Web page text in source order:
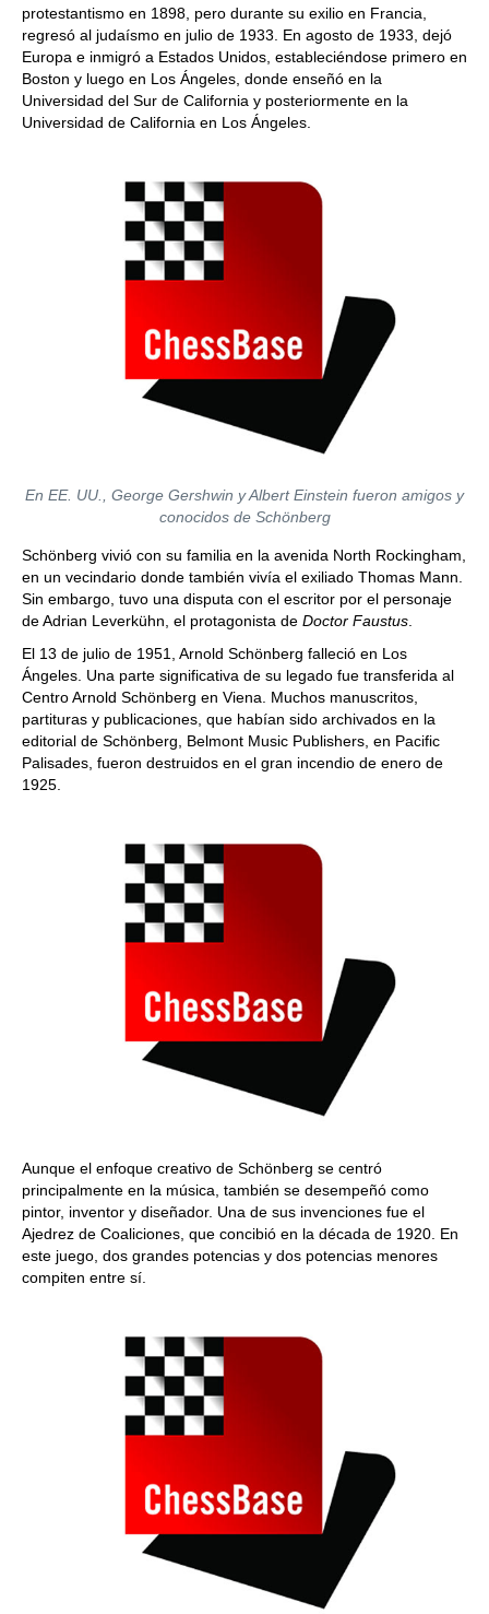
protestantismo en 1898, pero durante su exilio en Francia,
regresó al judaísmo en julio de 1933. En agosto de 1933, dejó
Europa e inmigró a Estados Unidos, estableciéndose primero en
Boston y luego en Los Ángeles, donde enseñó en la
Universidad del Sur de California y posteriormente en la
Universidad de California en Los Ángeles.
En EE. UU., George Gershwin y Albert Einstein fueron amigos y
conocidos de Schönberg
Schönberg vivió con su familia en la avenida North Rockingham,
en un vecindario donde también vivía el exiliado Thomas Mann.
Sin embargo, tuvo una disputa con el escritor por el personaje
de Adrian Leverkühn, el protagonista de Doctor Faustus
El 13 de julio de 1951, Arnold Schönberg falleció en Los
Ángeles. Una parte significativa de su legado fue transferida al
Centro Arnold Schönberg en Viena. Muchos manuscritos,
partituras y publicaciones, que habían sido archivados en la
editorial de Schönberg, Belmont Music Publishers, en Pacific
Palisades, fueron destruidos en el gran incendio de enero de
1925.
Aunque el enfoque creativo de Schönberg se centró
principalmente en la música, también se desempeñó como
pintor, inventor y diseñador. Una de sus invenciones fue el
Ajedrez de Coaliciones, que concibió en la década de 1920. En
este juego, dos grandes potencias y dos potencias menores
compiten entre sí.